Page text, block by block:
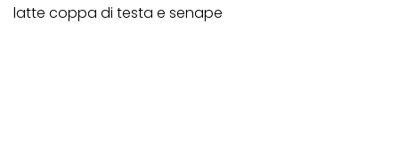
latte coppa di testa e senape